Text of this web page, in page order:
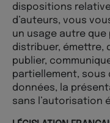
dispositions
d’auteurs, vous
un usage autre que
distribuer, émettre,
publier,
partiellement, sous
données, la
sans l’autorisation